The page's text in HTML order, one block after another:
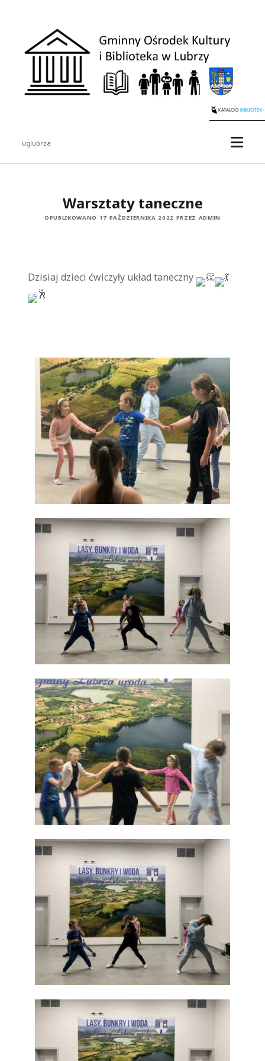
uglubrza
Warsztaty taneczne
OPUBLIKOWANO 17 PAŹDZIERNIKA 2022 PRZEZ ADMIN
Dzisiaj dzieci ćwiczyły układ taneczny